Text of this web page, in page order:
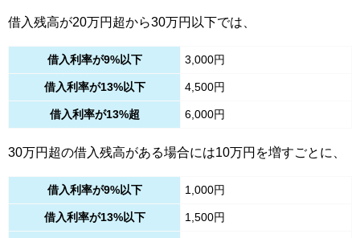
借入残高が20万円超から30万円以下では、
借入利率が9%以下 3,000円
借入利率が13%以下 4,500円
借入利率が13%超 6,000円
30万円超の借入残高がある場合には10万円を増すごとに、
借入利率が9%以下 1,000円
借入利率が13%以下 1,500円